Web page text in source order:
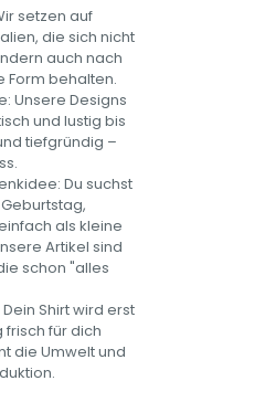
setzen auf
die sich nicht
auch nach
Form behalten.
Unsere Designs
und lustig bis
tiefgründig –
Du suchst
als kleine
Artikel sind
schon "alles
Shirt wird erst
für dich
die Umwelt und